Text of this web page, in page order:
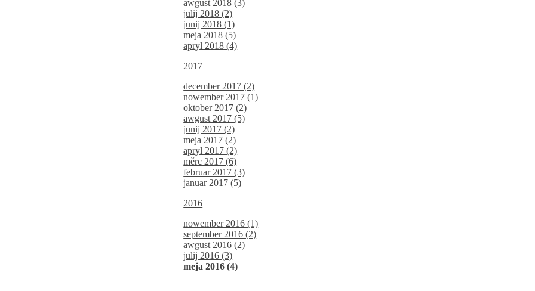
awgust 2018 (3)
julij 2018 (2)
junij 2018 (1)
meja 2018 (5)
apryl 2018 (4)
2017
december 2017 (2)
nowember 2017 (1)
oktober 2017 (2)
awgust 2017 (5)
junij 2017 (2)
meja 2017 (2)
apryl 2017 (2)
měrc 2017 (6)
februar 2017 (3)
januar 2017 (5)
2016
nowember 2016 (1)
september 2016 (2)
awgust 2016 (2)
julij 2016 (3)
meja 2016 (4)